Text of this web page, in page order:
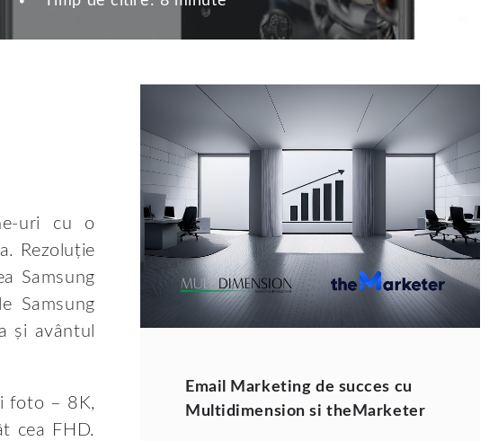
uri cu o
Rezoluție
Samsung
Samsung
și avântul
foto – 8K,
cea FHD.
Email Marketing de succes cu
Multidimension si theMarketer